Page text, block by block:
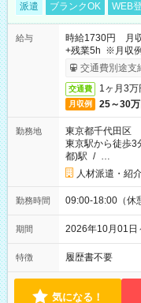
派遣 ブランクOK WEB
給与
時給1730円 月
+残業5h ※月収
取りサービス利
交通費別途支
交通費 1ヶ月3
月収例 25～30万
勤務地
東京都千代田区
東京駅から徒歩3
都)駅 / …
人材派遣・紹
勤務時間 09:00-18:00（休
期間 2026年10月01
特徴 履歴書不要
気になる！